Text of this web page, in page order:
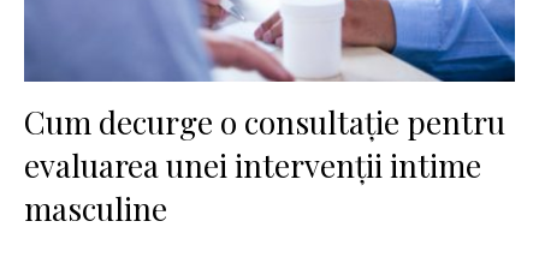
Cum decurge o consultație pentru
evaluarea unei intervenții intime
masculine